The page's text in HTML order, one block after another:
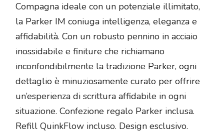
Compagna ideale con un potenziale illimitato,
la Parker IM coniuga intelligenza, eleganza e
affidabilità. Con un robusto pennino in acciaio
inossidabile e finiture che richiamano
inconfondibilmente la tradizione Parker, ogni
dettaglio è minuziosamente curato per offrire
un’esperienza di scrittura affidabile in ogni
situazione. Confezione regalo Parker inclusa.
Refill QuinkFlow incluso. Design esclusivo.